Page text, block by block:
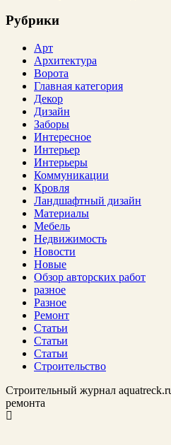
Рубрики
Арт
Архитектура
Ворота
Главная категория
Декор
Дизайн
Заборы
Интересное
Интерьер
Интерьеры
Коммуникации
Кровля
Ландшафтный дизайн
Материалы
Мебель
Недвижимость
Новости
Новые
Обзор авторских работ
разное
Разное
Ремонт
Статьи
Статьи
Статьи
Строительство
Строительный журнал
ремонта